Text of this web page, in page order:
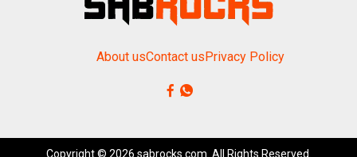
About usContact usPrivacy Policy
Copyright © 2026 sabrocks.com. All Rights Reserved.